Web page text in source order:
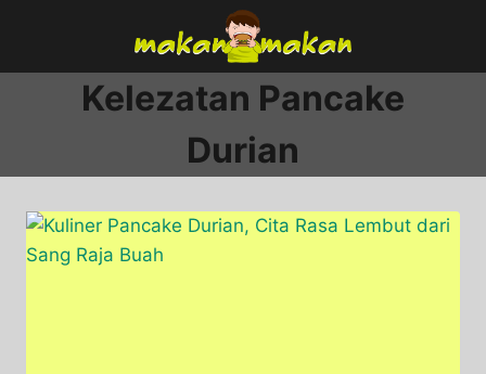
content
Kelezatan Pancake
Durian